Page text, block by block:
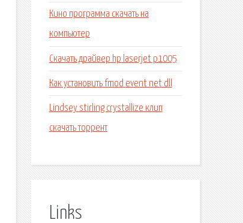
Кино программа скачать на
компьютер
Скачать драйвер hp laserjet p1005
Как установить fmod event net dll
Lindsey stirling crystallize клип
скачать торрент
Links